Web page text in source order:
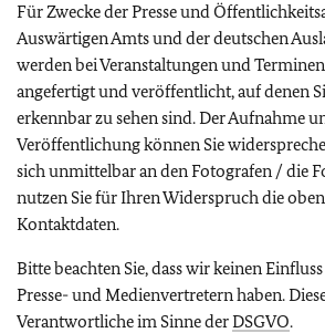
Für Zwecke der Presse und
Auswärtigen Amts und der deutschen
werden bei Veranstaltungen und
angefertigt und veröffentlicht, auf denen
erkennbar zu sehen sind. Der Aufnahme
Veröffentlichung können Sie
sich unmittelbar an den Fotografen / die
nutzen Sie für Ihren Widerspruch die
Kontaktdaten.
Bitte beachten Sie, dass wir keinen
Presse- und Medienvertretern haben.
Verantwortliche im Sinne derDSGVO.